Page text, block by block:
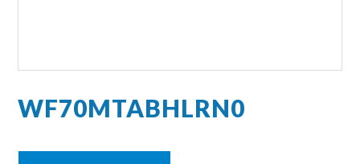
WF70MTABHLRN0